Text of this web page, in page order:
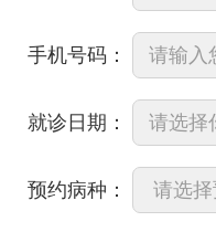
手机号码：
就诊日期：
预约病种：